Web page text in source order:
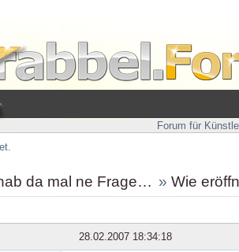
Forum für
da mal ne Frage… » Wie
28.02.2007 18:34:18